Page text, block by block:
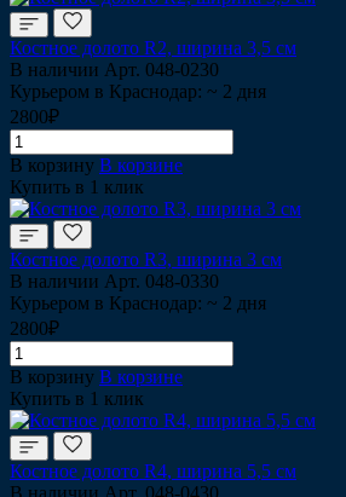
Костное долото R2, ширина 3,5 см
В наличии Арт. 048-0230
Курьером в Краснодар: ~ 2 дня
2800₽
В корзину В корзине
Купить в 1 клик
Костное долото R3, ширина 3 см
В наличии Арт. 048-0330
Курьером в Краснодар: ~ 2 дня
2800₽
В корзину В корзине
Купить в 1 клик
Костное долото R4, ширина 5,5 см
В наличии Арт. 048-0430